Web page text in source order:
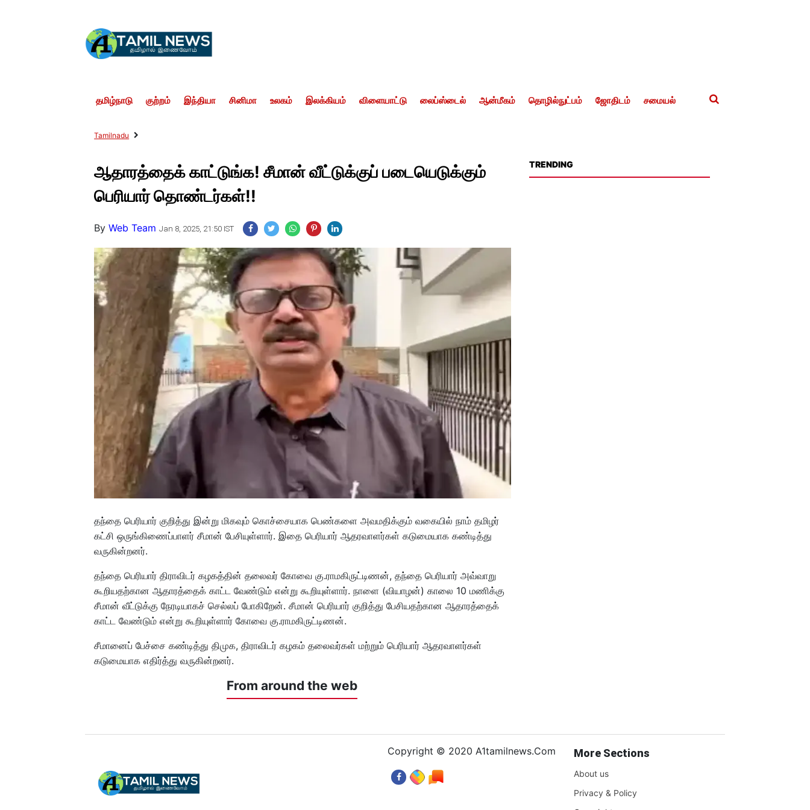
தமிழ்நாடு குற்றம் இந்தியா சினிமா உலகம் இலக்கியம் விளையாட்டு லைப்ஸ்டைல் ஆன்மீகம் தொழில்நுட்பம் ஜோதிடம் சமையல்
Tamilnadu
ஆதாரத்தைக் காட்டுங்க! சீமான் வீட்டுக்குப் படையெடுக்கும்
பெரியார் தொண்டர்கள்!!
ByWeb Team Jan 8, 2025, 21:50 IST
தந்தை பெரியார் குறித்து இன்று மிகவும் கொச்சையாக பெண்களை அவமதிக்கும் வகையில் நாம் தமிழர்
கட்சி ஒருங்கிணைப்பாளர் சீமான் பேசியுள்ளார். இதை பெரியார் ஆதரவாளர்கள் கடுமையாக கண்டித்து
வருகின்றனர்.
தந்தை பெரியார் திராவிடர் கழகத்தின் தலைவர் கோவை கு.ராமகிருட்டிணன், தந்தை பெரியார் அவ்வாறு
கூறியதற்கான ஆதாரத்தைக் காட்ட வேண்டும் என்று கூறியுள்ளார். நாளை (வியாழன்) காலை 10 மணிக்கு
சீமான் வீட்டுக்கு நேரடியாகச் செல்லப் போகிறேன். சீமான் பெரியார் குறித்து பேசியதற்கான ஆதாரத்தைக்
காட்ட வேண்டும் என்று கூறியுள்ளார் கோவை கு.ராமகிருட்டிணன்.
சீமானைப் பேச்சை கண்டித்து திமுக, திராவிடர் கழகம் தலைவர்கள் மற்றும் பெரியார் ஆதரவாளர்கள்
கடுமையாக எதிர்த்து வருகின்றனர்.
From around the web
TRENDING
Copyright © 2020 A1tamilnews.Com More Sections
About us
Privacy & Policy